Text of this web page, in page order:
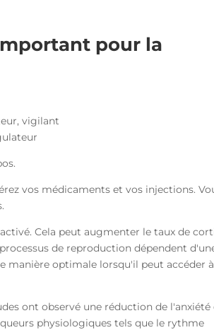
pour la
vigilant
vos médicaments et vos injections.
Cela peut augmenter le taux de
de reproduction dépendent
manière optimale lorsqu'il peut accéder à
ont observé une réduction de l'anxiété
physiologiques tels que le rythme